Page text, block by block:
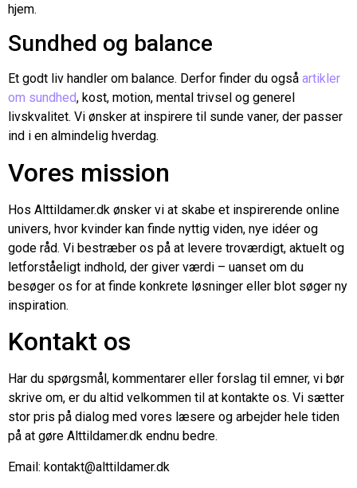
hjem.
Sundhed og balance
Et godt liv handler om balance. Derfor finder du også artikler
om sundhed, kost, motion, mental trivsel og generel
livskvalitet. Vi ønsker at inspirere til sunde vaner, der passer
ind i en almindelig hverdag.
Vores mission
Hos Alttildamer.dk ønsker vi at skabe et inspirerende online
univers, hvor kvinder kan finde nyttig viden, nye idéer og
gode råd. Vi bestræber os på at levere troværdigt, aktuelt og
letforståeligt indhold, der giver værdi – uanset om du
besøger os for at finde konkrete løsninger eller blot søger ny
inspiration.
Kontakt os
Har du spørgsmål, kommentarer eller forslag til emner, vi bør
skrive om, er du altid velkommen til at kontakte os. Vi sætter
stor pris på dialog med vores læsere og arbejder hele tiden
på at gøre Alttildamer.dk endnu bedre.
Email: kontakt@alttildamer.dk